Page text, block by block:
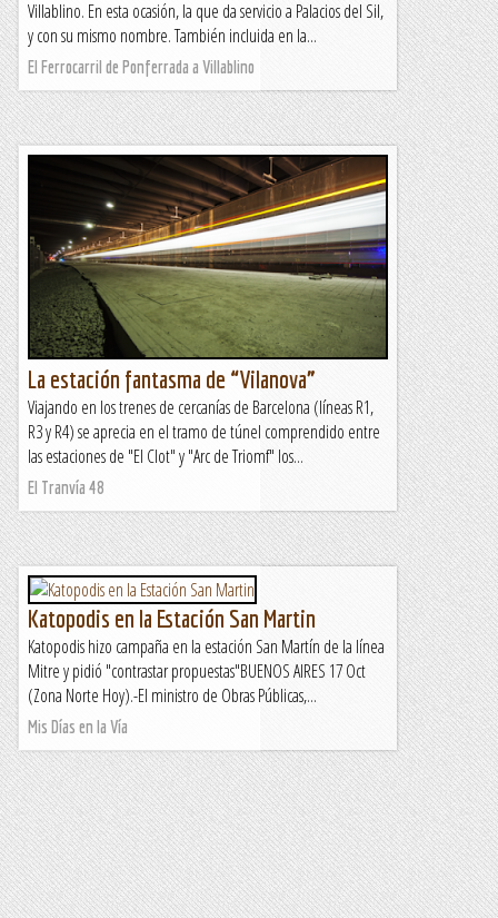
Villablino. En esta ocasión, la que da servicio a Palacios del Sil,
y con su mismo nombre. También incluida en la...
El Ferrocarril de Ponferrada a Villablino
La estación fantasma de “Vilanova”
Viajando en los trenes de cercanías de Barcelona (líneas R1,
R3 y R4) se aprecia en el tramo de túnel comprendido entre
las estaciones de "El Clot" y "Arc de Triomf" los...
El Tranvía 48
Katopodis en la Estación San Martin
Katopodis hizo campaña en la estación San Martín de la línea
Mitre y pidió "contrastar propuestas"BUENOS AIRES 17 Oct
(Zona Norte Hoy).-El ministro de Obras Públicas,...
Mis Días en la Vía